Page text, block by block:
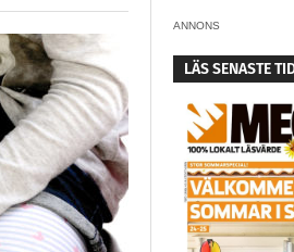
ANNONS
LÄS SENASTE